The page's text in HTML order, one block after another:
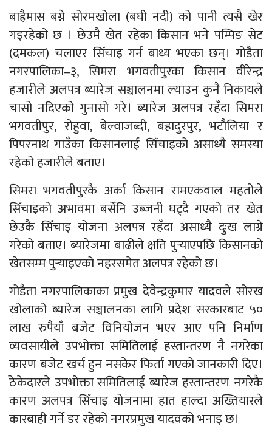
बाह्रैमास बग्ने सोरमखोला (बघी नदी) को पानी त्यसै खेर
गइरहेको छ । छेउमै खेत रहेका किसान भने पम्पिङ सेट
(दमकल) चलाएर सिँचाइ गर्न बाध्य भएका छन्। गोडैता
नगरपालिका–३, सिमरा भगवतीपुरका किसान वीरेन्द्र
हजारीले अलपत्र ब्यारेज सञ्चालनमा ल्याउन कुनै निकायले
चासो नदिएको गुनासो गरे। ब्यारेज अलपत्र रहँदा सिमरा
भगवतीपुर, रोहुवा, बेल्वाजब्दी, बहादुरपुर, भटौलिया र
पिपरनाथ गाउँका किसानलाई सिँचाइको असाध्यै समस्या
रहेको हजारीले बताए।
सिमरा भगवतीपुरकै अर्का किसान रामएकवाल महतोले
सिँचाइको अभावमा बर्सेनि उब्जनी घट्दै गएको तर खेत
छेउकै सिँचाइ योजना अलपत्र रहँदा असाध्यै दुःख लाग्ने
गरेको बताए। ब्यारेजमा बाढीले क्षति पुर्‍याएपछि किसानको
खेतसम्म पुर्‍याइएको नहरसमेत अलपत्र रहेको छ।
गोडैता नगरपालिकाका प्रमुख देवेन्द्रकुमार यादवले सोरख
खोलाको ब्यारेज सञ्चालनका लागि प्रदेश सरकारबाट ५०
लाख रुपैयाँ बजेट विनियोजन भएर आए पनि निर्माण
व्यवसायीले उपभोक्ता समितिलाई हस्तान्तरण नै नगरेका
कारण बजेट खर्च हुन नसकेर फिर्ता गएको जानकारी दिए।
ठेकेदारले उपभोक्ता समितिलाई ब्यारेज हस्तान्तरण नगरेकै
कारण अलपत्र सिँचाइ योजनामा हात हाल्दा अख्तियारले
कारबाही गर्ने डर रहेको नगरप्रमुख यादवको भनाइ छ।